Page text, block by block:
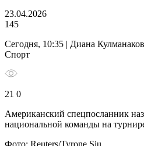
23.04.2026
145
Сегодня, 10:35 | Диана
Спорт
21 0
Американский спецпосланник
национальной команды на
Фото: Reuters/Tyrone Siu